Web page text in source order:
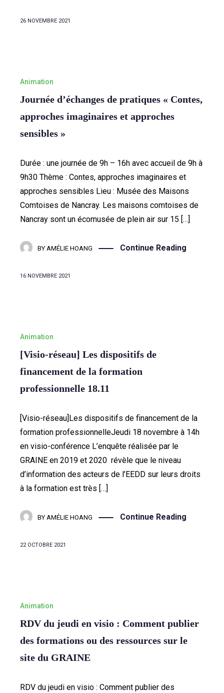
26 NOVEMBRE 2021
Animation
Journée d’échanges de pratiques « Contes,
approches imaginaires et approches
sensibles »
Durée : une journée de 9h – 16h avec accueil de 9h à
9h30 Thème : Contes, approches imaginaires et
approches sensibles Lieu : Musée des Maisons
Comtoises de Nancray. Les maisons comtoises de
Nancray sont un écomusée de plein air sur 15 […]
BY AMÉLIE HOANG Continue Reading
16 NOVEMBRE 2021
Animation
[Visio-réseau] Les dispositifs de
financement de la formation
professionnelle 18.11
[Visio-réseau]Les dispositifs de financement de la
formation professionnelleJeudi 18 novembre à 14h
en visio-conférence L’enquête réalisée par le
GRAINE en 2019 et 2020 révèle que le niveau
d’information des acteurs de l’EEDD sur leurs droits
à la formation est très […]
BY AMÉLIE HOANG Continue Reading
22 OCTOBRE 2021
Animation
RDV du jeudi en visio : Comment publier
des formations ou des ressources sur le
site du GRAINE
RDV du jeudi en visio : Comment publier des